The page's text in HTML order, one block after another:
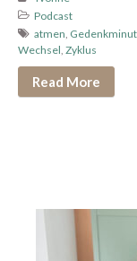
Podcast
atmen,
Wechsel, Zyklus
Read More